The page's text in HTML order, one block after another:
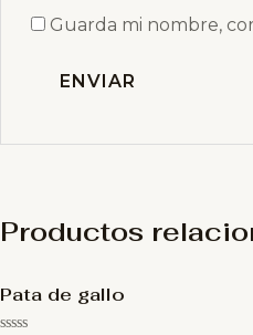
Guarda mi nombre,
Productos
Pata de gallo